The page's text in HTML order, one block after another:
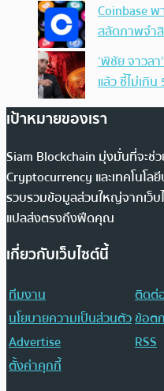
Coinbase พ
สลัดภาพจำ
‘พิชัย จาวล
แล้ว ชี้ไม่เกิ
เป้าหมายของเรา
Siam Blockchain มุ่งมั่นที่จะช่
Cryptocurrency และเทคโนโล
รวบรวมข้อมูลส่วนใหญ่จากเว็บ
แปลส่งตรงถึงฟีดคุณ
เกี่ยวกับเว็บไซต์นี้
ทีมงาน
ติดต่
นโยบายความเป็นส่วนตัวข้อต
Advertise
RSS
ตั้งค่าคุกกี้